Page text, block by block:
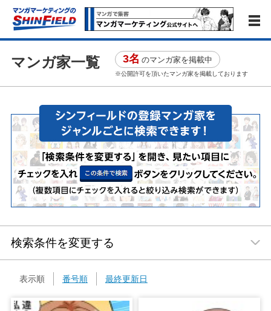
マンガ家一覧 3名 のマンガ家を掲載中
※公開許可を頂いたマンガ家を掲載しております
検索条件を変更する
表示順 番号順 最終更新日